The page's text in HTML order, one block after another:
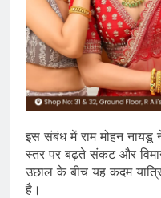
इस संबंध में राम मोहन नायडू
स्तर पर बढ़ते संकट और
उछाल के बीच यह कदम
है।